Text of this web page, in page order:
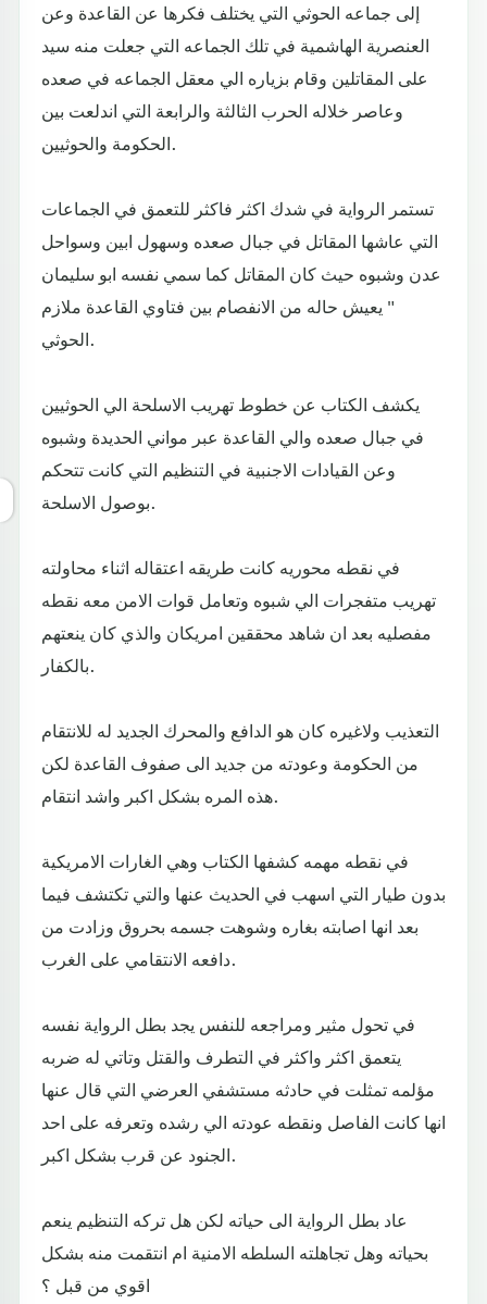
إلى جماعه الحوثي التي يختلف فكرها عن القاعدة وعن
العنصرية الهاشمية في تلك الجماعه التي جعلت منه سيد
على المقاتلين وقام بزياره الي معقل الجماعه في صعده
وعاصر خلاله الحرب الثالثة والرابعة التي اندلعت بين
الحكومة والحوثيين.
تستمر الرواية في شدك اكثر فاكثر للتعمق في الجماعات
التي عاشها المقاتل في جبال صعده وسهول ابين وسواحل
عدن وشبوه حيث كان المقاتل كما سمي نفسه ابو سليمان
" يعيش حاله من الانفصام بين فتاوي القاعدة ملازم
الحوثي.
يكشف الكتاب عن خطوط تهريب الاسلحة الي الحوثيين
في جبال صعده والي القاعدة عبر مواني الحديدة وشبوه
وعن القيادات الاجنبية في التنظيم التي كانت تتحكم
بوصول الاسلحة.
في نقطه محوريه كانت طريقه اعتقاله اثناء محاولته
تهريب متفجرات الي شبوه وتعامل قوات الامن معه نقطه
مفصليه بعد ان شاهد محققين امريكان والذي كان ينعتهم
بالكفار.
التعذيب ولاغيره كان هو الدافع والمحرك الجديد له للانتقام
من الحكومة وعودته من جديد الى صفوف القاعدة لكن
هذه المره بشكل اكبر واشد انتقام.
في نقطه مهمه كشفها الكتاب وهي الغارات الامريكية
بدون طيار التي اسهب في الحديث عنها والتي تكتشف فيما
بعد انها اصابته بغاره وشوهت جسمه بحروق وزادت من
دافعه الانتقامي على الغرب.
في تحول مثير ومراجعه للنفس يجد بطل الرواية نفسه
يتعمق اكثر واكثر في التطرف والقتل وتاتي له ضربه
مؤلمه تمثلت في حادثه مستشفي العرضي التي قال عنها
انها كانت الفاصل ونقطه عودته الي رشده وتعرفه على احد
الجنود عن قرب بشكل اكبر.
عاد بطل الرواية الى حياته لكن هل تركه التنظيم ينعم
بحياته وهل تجاهلته السلطه الامنية ام انتقمت منه بشكل
اقوي من قبل ؟